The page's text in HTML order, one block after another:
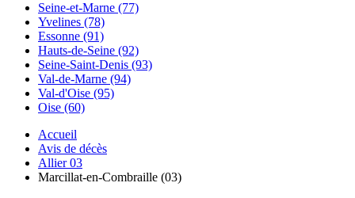
Seine-et-Marne (77)
Yvelines (78)
Essonne (91)
Hauts-de-Seine (92)
Seine-Saint-Denis (93)
Val-de-Marne (94)
Val-d'Oise (95)
Oise (60)
Accueil
Avis de décès
Allier 03
Marcillat-en-Combraille (03)